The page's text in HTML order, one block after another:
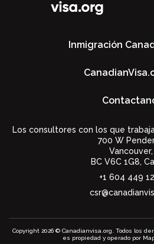
Inmigración
Los consultores con los que
700 W
Vancouver,
BC V6C 1G8,
+1 604 449
Copyright 2026 © Canadianvisa.org. Todos los
es propiedad y operado por